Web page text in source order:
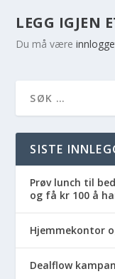
LEGG IGJEN
Du må være
SISTE
Prøv lunch til
og få kr 100 å
Hjemmekontor
Dealflow